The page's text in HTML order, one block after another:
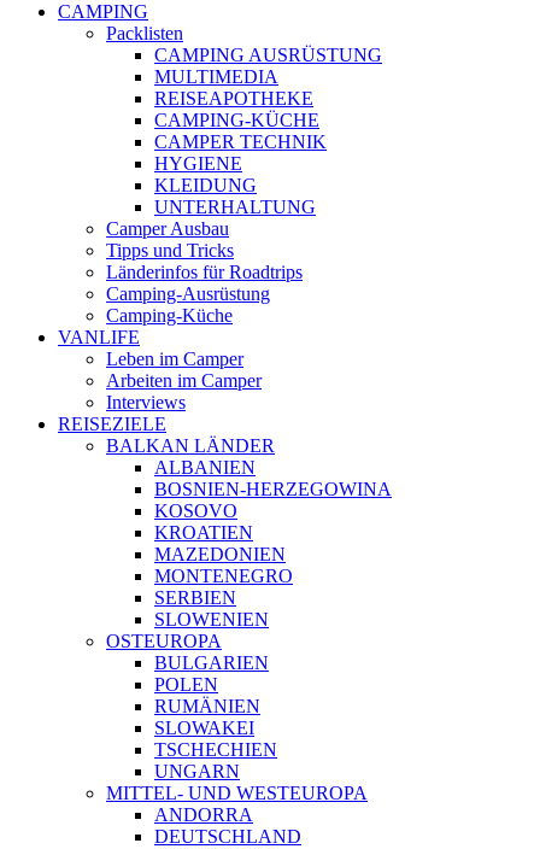
CAMPING
Packlisten
CAMPING AUSRÜSTUNG
MULTIMEDIA
REISEAPOTHEKE
CAMPING-KÜCHE
CAMPER TECHNIK
HYGIENE
KLEIDUNG
UNTERHALTUNG
Camper Ausbau
Tipps und Tricks
Länderinfos für Roadtrips
Camping-Ausrüstung
Camping-Küche
VANLIFE
Leben im Camper
Arbeiten im Camper
Interviews
REISEZIELE
BALKAN LÄNDER
ALBANIEN
BOSNIEN-HERZEGOWINA
KOSOVO
KROATIEN
MAZEDONIEN
MONTENEGRO
SERBIEN
SLOWENIEN
OSTEUROPA
BULGARIEN
POLEN
RUMÄNIEN
SLOWAKEI
TSCHECHIEN
UNGARN
MITTEL- UND WESTEUROPA
ANDORRA
DEUTSCHLAND